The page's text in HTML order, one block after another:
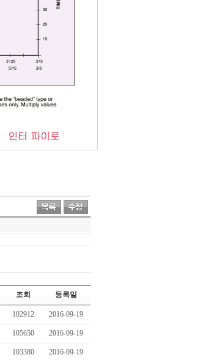
조회 등록일
102912 2016-09-19
105650 2016-09-19
103380 2016-09-19